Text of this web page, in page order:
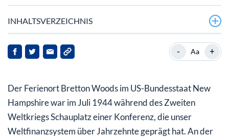
INHALTSVERZEICHNIS
Das Wechselkursregime von Bretton Woods unterlag
einem Trilemma
- Aa +
Der Ferienort Bretton Woods im US-Bundesstaat New
Hampshire war im Juli 1944 während des Zweiten
Weltkriegs Schauplatz einer Konferenz, die unser
Weltfinanzsystem über Jahrzehnte geprägt hat. An der